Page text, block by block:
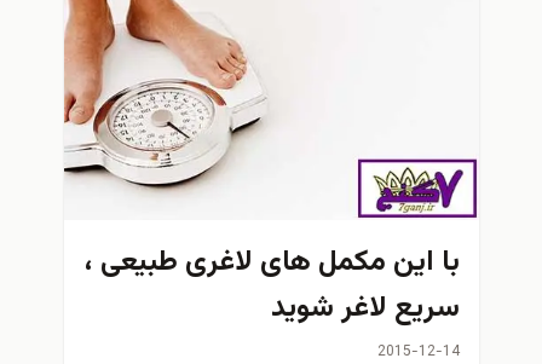
با این مکمل های لاغری طبیعی ،
سریع لاغر شوید
2015-12-14